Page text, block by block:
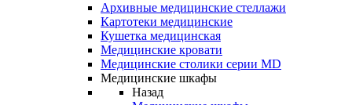
Архивные медицинские стеллажи
Картотеки медицинские
Кушетка медицинская
Медицинские кровати
Медицинские столики серии MD
Медицинские шкафы
Назад